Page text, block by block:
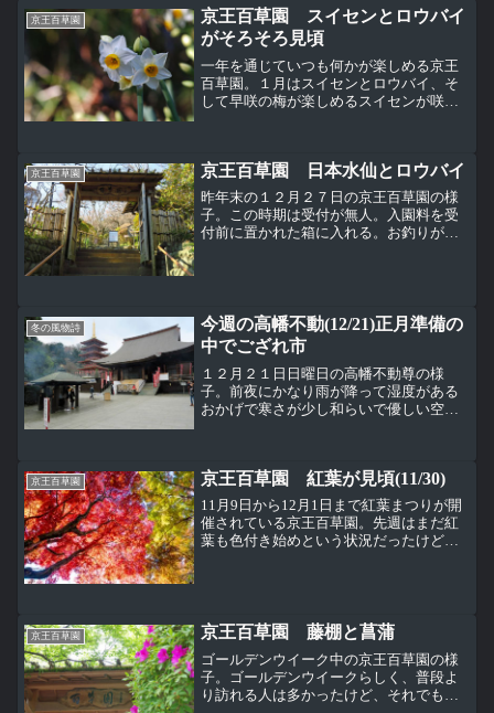
京王百草園
京王百草園 スイセンとロウバイ
がそろそろ見頃
一年を通じていつも何かが楽しめる京王
百草園。１月はスイセンとロウバイ、そ
して早咲の梅が楽しめるスイセンが咲い
とが出来る今一番見頃なのは...
京王百草園 京王百草園 日本水仙とロウバイ
昨年末の１２月２７日の京王百草園の様
子。この時期は受付が無人。入園料を受
付前に置かれた箱に入れる。お釣りが必
冬の風物詩
今週の高幡不動(12/21)正月準備の
中でござれ市
１２月２１日日曜日の高幡不動尊の様
子。前夜にかなり雨が降って湿度がある
おかげで寒さが少し和らいで優しい空気
官が立つ場所。後ろから。こ...
京王百草園 京王百草園 紅葉が見頃(11/30)
11月9日から12月1日まで紅葉まつりが開
催されている京王百草園。先週はまだ紅
葉も色付き始めという状況だったけど最
京王百草園 京王百草園 藤棚と菖蒲
ゴールデンウイーク中の京王百草園の様
子。ゴールデンウイークらしく、普段よ
り訪れる人は多かったけど、それでもす